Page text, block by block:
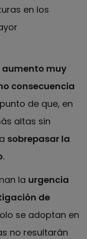
en los
aumento muy
consecuencia
de que, en
altas sin
sobrepasar la
.
la urgencia
de
se adoptan en
no resultarán